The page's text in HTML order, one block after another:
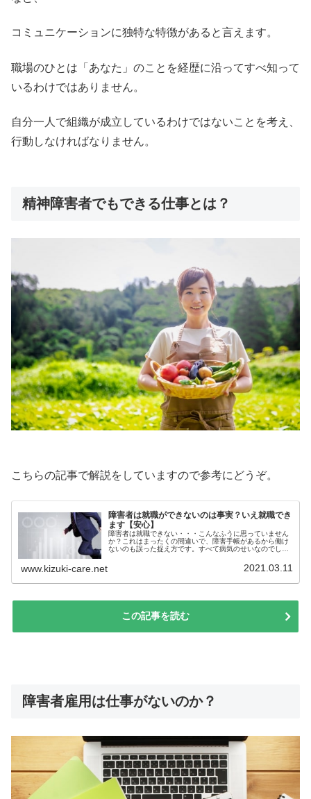
コミュニケーションに独特な特徴があると言えます。
職場のひとは「あなた」のことを経歴に沿ってすべ知って
いるわけではありません。
自分一人で組織が成立しているわけではないことを考え、
行動しなければなりません。
精神障害者でもできる仕事とは？
こちらの記事で解説をしていますので参考にどうぞ。
障害者は就職ができないのは事実？いえ就職でき
ます【安心】
障害者は就職できない・・・こんなふうに思っていません
か？これはまったくの間違いで、障害手帳があるから働け
ないのも誤った捉え方です。すべて病気のせいなのでしょ
大切なことは学びを得て理解を深めていくことです。
www.kizuki-care.net 2021.03.11
この記事を読む
障害者雇用は仕事がないのか？